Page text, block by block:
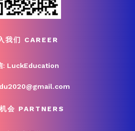
我们 CAREER
: LuckEducation
会 PARTNERS